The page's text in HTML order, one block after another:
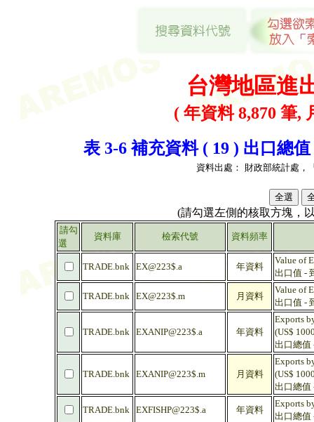
台灣地區進
( 年資料 8,870 筆,
表 3-6 補充資料 ( 19 ) 出口總
資料出處： 財政部統計處，
(請勾選左側的核取方塊，
請勾
選
資料庫 檢索代號 資料頻率
TRADE.bnk EX@223$.a 年資料
Value of
出口值 -
TRADE.bnk EX@223$.m 月資料
Value of
出口值 -
TRADE.bnk EXANIP@223$.a 年資料
Exports
(US$
出口總值
TRADE.bnk EXANIP@223$.m 月資料
Exports
(US$
出口總值
TRADE.bnk EXFISHP@223$.a 年資料
Exports
出口總值